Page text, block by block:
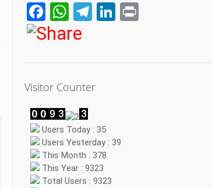
Facebook
WhatsApp
Telegram
LinkedIn
Visitor Counter
Users Today : 35
Users Yesterday : 39
This Month : 378
This Year : 9323
Total Users : 9323